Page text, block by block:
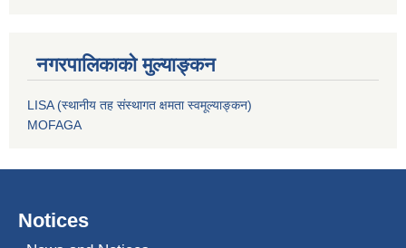
नगरपालिकाको मुल्याङ्कन
LISA (स्थानीय तह संस्थागत क्षमता स्वमूल्याङ्कन)
MOFAGA
Notices